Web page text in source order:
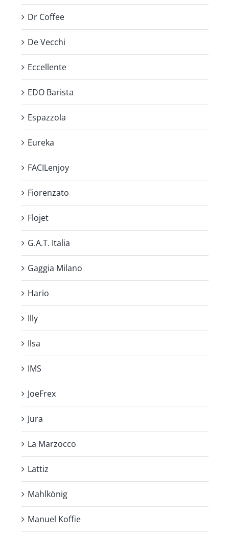
Dr Coffee
De Vecchi
Eccellente
EDO Barista
Espazzola
Eureka
FACILenjoy
Fiorenzato
Flojet
G.A.T. Italia
Gaggia Milano
Hario
Illy
Ilsa
IMS
JoeFrex
Jura
La Marzocco
Lattiz
Mahlkönig
Manuel Koffie